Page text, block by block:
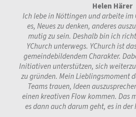
Helen Härer
Ich lebe in Nöttingen und arbeite im
es, Neues zu denken, anderes
mutig zu sein. Deshalb bin ich
YChurch unterwegs. YChurch ist
gemeindebildendem Charakter.
Initiativen unterstützen, sich
zu gründen. Mein Lieblingsmoment
Teams trauen, Ideen
einen kreativen Flow kommen. Das
es dann auch darum geht, es in der